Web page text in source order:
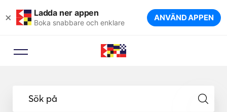
× Ladda ner appen
Boka snabbare och enklare ANVÄND APPEN
Sök på